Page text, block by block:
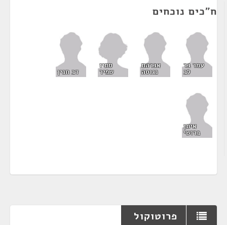
ח"כים נוכחים
עמר בר
לב
אברהם
נגוסה
סתיו
שפיר דב חנין
איתן
ברושי
פרוטוקול